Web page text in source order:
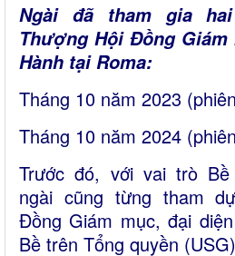
Ngài đã tham gia
Thượng Hội Đồng
Hành tại Roma:
Tháng 10 năm 2023
Tháng 10 năm 2024
Trước đó, với vai trò
ngài cũng từng tham
Đồng Giám mục, đại
Bề trên Tổng quyền